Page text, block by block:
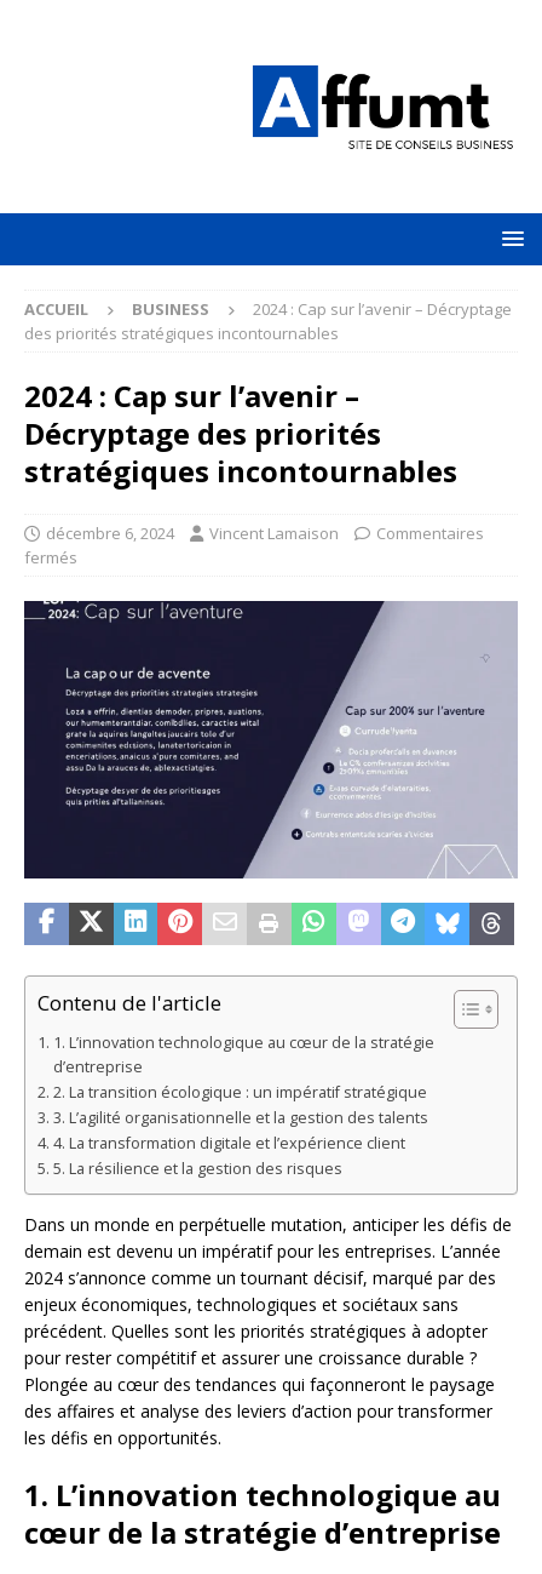
ACCUEIL BUSINESS
2024 : Cap sur l’avenir – Décryptage
des priorités stratégiques incontournables
2024 : Cap sur l’avenir –
Décryptage des priorités
stratégiques incontournables
décembre 6, 2024 Vincent Lamaison
Commentaires
fermés
Contenu de l'article
1. L’innovation technologique au cœur de la stratégie
d’entreprise
2. La transition écologique : un impératif stratégique
3. L’agilité organisationnelle et la gestion des talents
4. La transformation digitale et l’expérience client
5. La résilience et la gestion des risques
Dans un monde en perpétuelle mutation, anticiper les défis de
demain est devenu un impératif pour les entreprises. L’année
2024 s’annonce comme un tournant décisif, marqué par des
enjeux économiques, technologiques et sociétaux sans
précédent. Quelles sont les priorités stratégiques à adopter
pour rester compétitif et assurer une croissance durable ?
Plongée au cœur des tendances qui façonneront le paysage
des affaires et analyse des leviers d’action pour transformer
les défis en opportunités.
1. L’innovation technologique au
cœur de la stratégie d’entreprise